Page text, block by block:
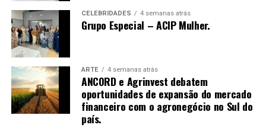
CELEBRIDADES 4 semanas atrás
Grupo Especial – ACIP Mulher.
ARTE 4 semanas atrás
ANCORD e Agrinvest debatem
oportunidades de expansão do mercado
financeiro com o agronegócio no Sul do
país.